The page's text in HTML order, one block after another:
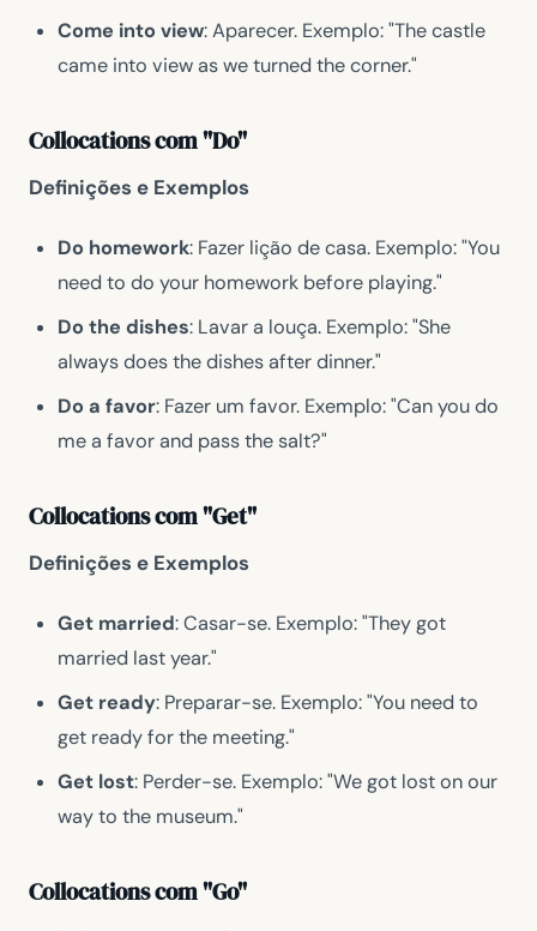
Come into view: Aparecer. Exemplo: "The castle
came into view as we turned the corner."
Collocations com "Do"
Definições e Exemplos
Do homework: Fazer lição de casa. Exemplo: "You
need to do your homework before playing."
Do the dishes: Lavar a louça. Exemplo: "She
always does the dishes after dinner."
Do a favor: Fazer um favor. Exemplo: "Can you do
me a favor and pass the salt?"
Collocations com "Get"
Definições e Exemplos
Get married: Casar-se. Exemplo: "They got
married last year."
Get ready: Preparar-se. Exemplo: "You need to
get ready for the meeting."
Get lost: Perder-se. Exemplo: "We got lost on our
way to the museum."
Collocations com "Go"